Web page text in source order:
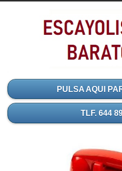
PULSA AQUI
TLF. 644